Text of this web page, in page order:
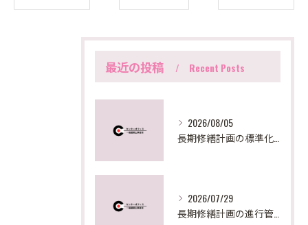
最近の投稿 Recent Posts
2026/08/05
2026/07/29